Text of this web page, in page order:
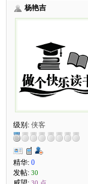
杨艳吉
级别: 侠客
精华: 0
发帖: 30